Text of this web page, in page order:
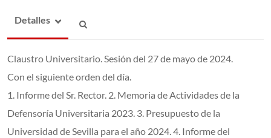
Detalles
Claustro Universitario. Sesión del 27 de mayo de 2024.
Con el siguiente orden del día.
1. Informe del Sr. Rector. 2. Memoria de Actividades de la
Defensoría Universitaria 2023. 3. Presupuesto de la
Universidad de Sevilla para el año 2024. 4. Informe del